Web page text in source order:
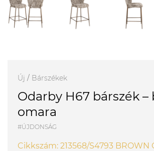
Új / Bárszékek
Odarby H67 bárszék –
omara
#ÚJDONSÁG
Cikkszám: 213568/S4793 BROWN